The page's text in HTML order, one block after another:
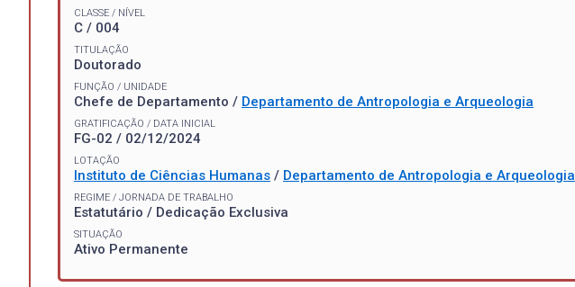
CLASSE / NÍVEL
C / 004
TITULAÇÃO
Doutorado
FUNÇÃO / UNIDADE
Chefe de Departamento / Departamento de Antropologia e Arqueologia
GRATIFICAÇÃO / DATA INICIAL
FG-02 / 02/12/2024
LOTAÇÃO
Instituto de Ciências Humanas / Departamento de Antropologia e Arqueologia
REGIME / JORNADA DE TRABALHO
Estatutário / Dedicação Exclusiva
SITUAÇÃO
Ativo Permanente